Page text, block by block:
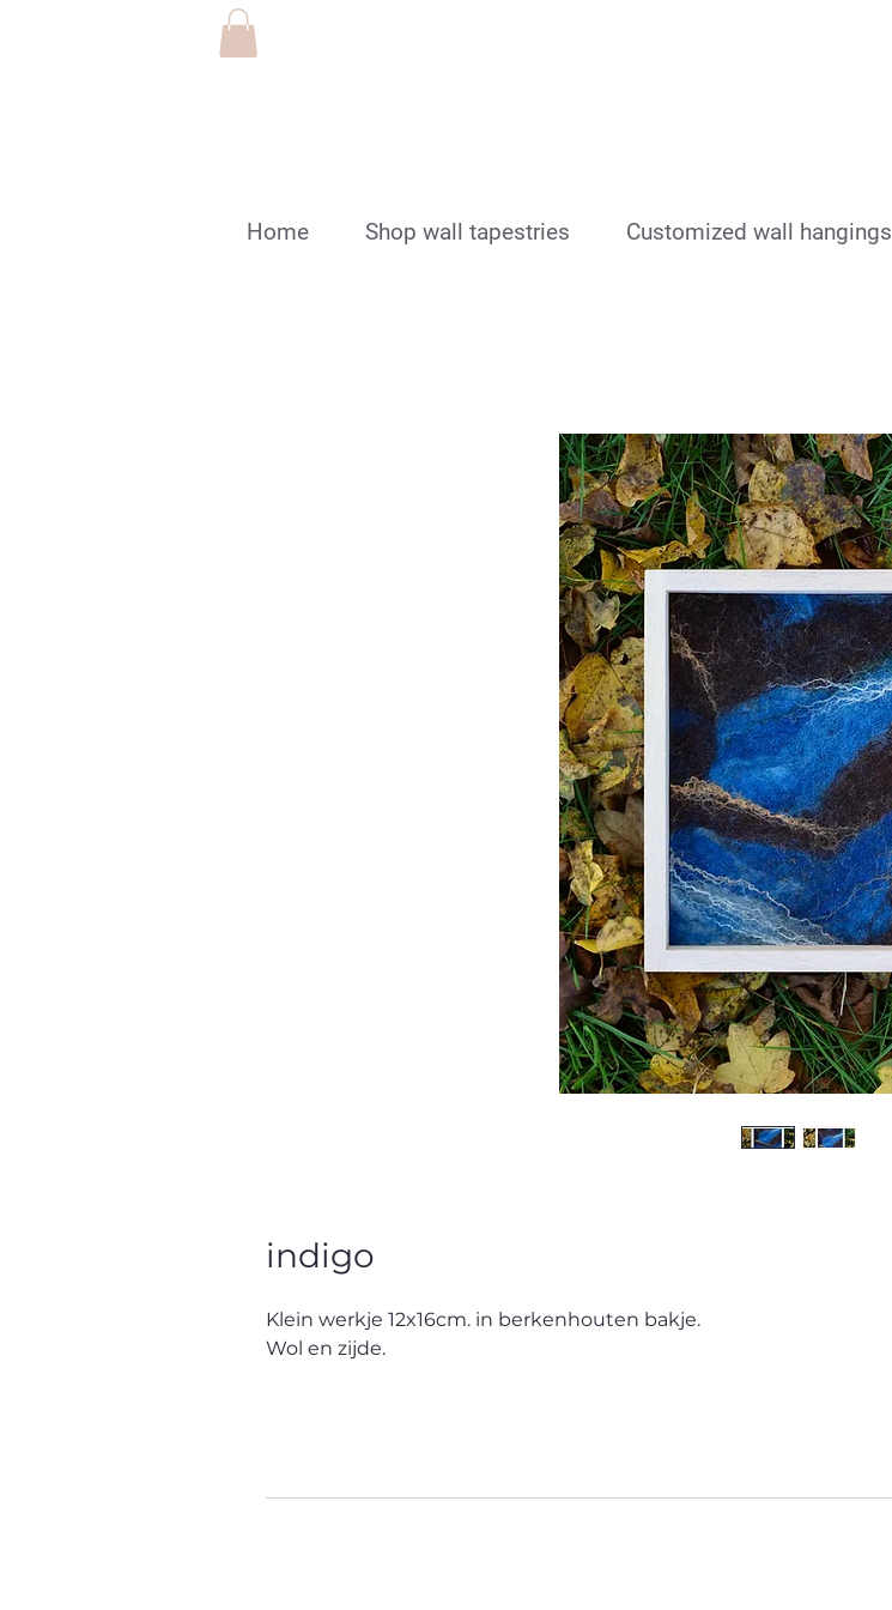
Home Shop wall tapestries Customized wall hangings
indigo
Klein werkje 12x16cm. in berkenhouten bakje.
Wol en zijde.